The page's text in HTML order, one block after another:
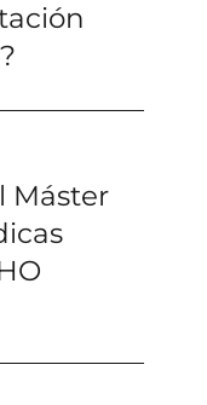
Máster